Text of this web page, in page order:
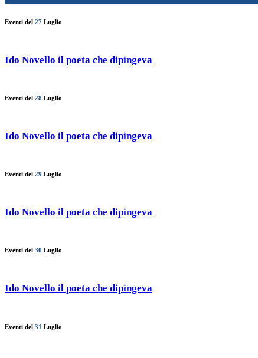
Eventi del 27 Luglio
Ido Novello il poeta che dipingeva
Eventi del 28 Luglio
Ido Novello il poeta che dipingeva
Eventi del 29 Luglio
Ido Novello il poeta che dipingeva
Eventi del 30 Luglio
Ido Novello il poeta che dipingeva
Eventi del 31 Luglio